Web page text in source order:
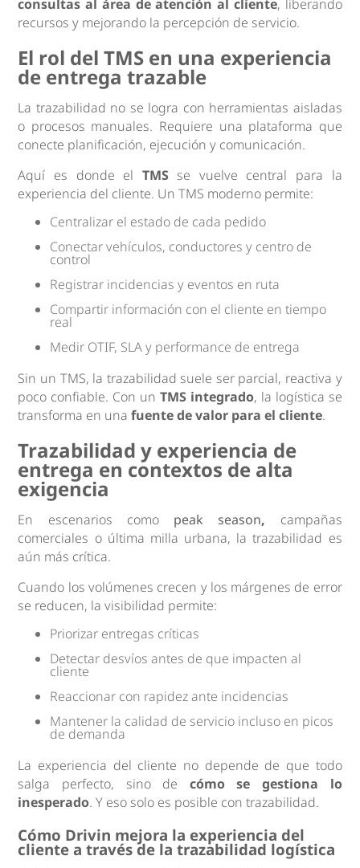
consultas al área de atención al cliente, liberando
recursos y mejorando la percepción de servicio.
El rol del TMS en una experiencia
de entrega trazable
La trazabilidad no se logra con herramientas aisladas
o procesos manuales. Requiere una plataforma que
conecte planificación, ejecución y comunicación.
Aquí es donde el TMSse vuelve central para la
experiencia del cliente. Un TMS moderno permite:
Centralizar el estado de cada pedido
Conectar vehículos, conductores y centro de
control
Registrar incidencias y eventos en ruta
Compartir información con el cliente en tiempo
real
Medir OTIF, SLA y performance de entrega
Sin un TMS, la trazabilidad suele ser parcial, reactiva y
poco confiable. Con un TMS integrado, la logística se
transforma en unafuente de valor para el cliente.
Trazabilidad y experiencia de
entrega en contextos de alta
exigencia
En escenarios como peak season, campañas
comerciales o última milla urbana, la trazabilidad es
aún más crítica.
Cuando los volúmenes crecen y los márgenes de error
se reducen, la visibilidad permite:
Priorizar entregas críticas
Detectar desvíos antes de que impacten al
cliente
Reaccionar con rapidez ante incidencias
Mantener la calidad de servicio incluso en picos
de demanda
La experiencia del cliente no depende de que todo
salga perfecto, sino de cómo se gestiona lo
inesperado. Y eso solo es posible con trazabilidad.
Cómo Drivin mejora la experiencia del
cliente a través de la trazabilidad logística